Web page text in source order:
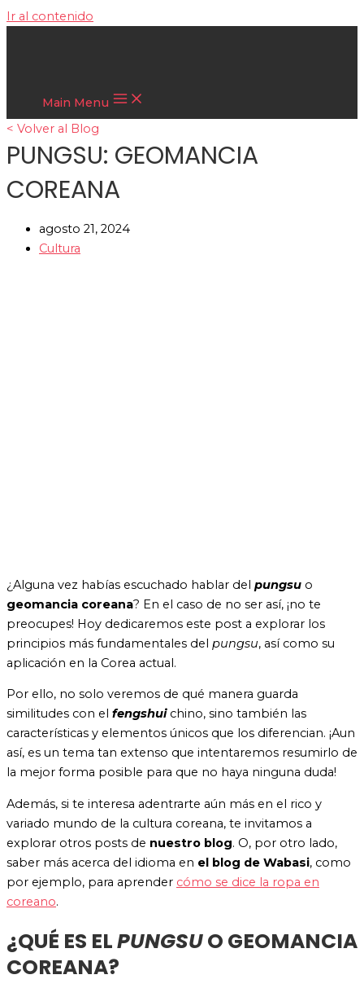
Ir al contenido
Main Menu
< Volver al Blog
PUNGSU: GEOMANCIA
COREANA
agosto 21, 2024
Cultura
¿Alguna vez habías escuchado hablar del pungsu o
geomancia coreana? En el caso de no ser así, ¡no te
preocupes! Hoy dedicaremos este post a explorar los
principios más fundamentales del pungsu, así como su
aplicación en la Corea actual.
Por ello, no solo veremos de qué manera guarda
similitudes con el fengshui chino, sino también las
características y elementos únicos que los diferencian. ¡Aun
así, es un tema tan extenso que intentaremos resumirlo de
la mejor forma posible para que no haya ninguna duda!
Además, si te interesa adentrarte aún más en el rico y
variado mundo de la cultura coreana, te invitamos a
explorar otros posts de nuestro blog. O, por otro lado,
saber más acerca del idioma en el blog de Wabasi, como
por ejemplo, para aprender cómo se dice la ropa en
coreano.
¿QUÉ ES ELPUNGSUO GEOMANCIA
COREANA?